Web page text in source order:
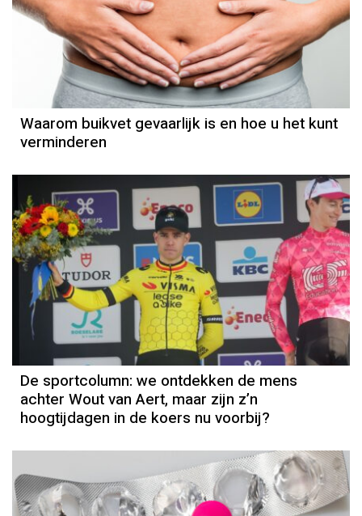
Waarom buikvet gevaarlijk is en hoe u het kunt
verminderen
Column
Sportcolumn
De sportcolumn: we ontdekken de mens
achter Wout van Aert, maar zijn z’n
hoogtijdagen in de koers nu voorbij?